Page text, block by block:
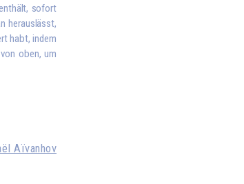
sofort
herauslässt,
habt, indem
oben, um
Aïvanhov